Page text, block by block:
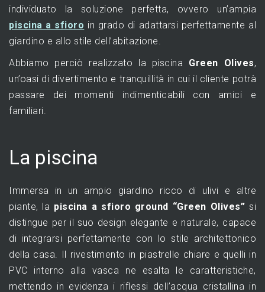
individuato la soluzione perfetta, ovvero un’ampia
piscina a sfioro in grado di adattarsi perfettamente al
giardino e allo stile dell’abitazione.
Abbiamo perciò realizzato la piscina Green Olives,
un’oasi di divertimento e tranquillità in cui il cliente potrà
passare dei momenti indimenticabili con amici e
familiari.
La piscina
Immersa in un ampio giardino ricco di ulivi e altre
piante, la piscina a sfioro ground “Green Olives” si
distingue per il suo design elegante e naturale, capace
di integrarsi perfettamente con lo stile architettonico
della casa. Il rivestimento in piastrelle chiare e quelli in
PVC interno alla vasca ne esalta le caratteristiche,
mettendo in evidenza i riflessi dell’acqua cristallina in